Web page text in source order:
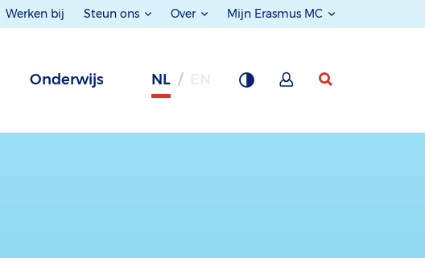
Werken bij Steun ons Over Mijn Erasmus MC
Onderwijs NL